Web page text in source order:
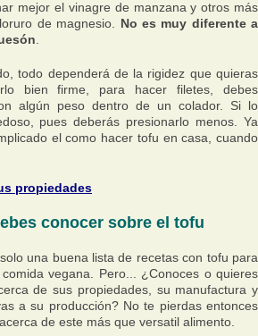
mejor el vinagre de manzana y otros más
de magnesio. No es muy diferente a
todo dependerá de la rigidez que quieras
bien firme, para hacer filetes, debes
algún peso dentro de un colador. Si lo
pues deberás presionarlo menos. Ya
el como hacer tofu en casa, cuando
propiedades
conocer sobre el tofu
una buena lista de recetas con tofu para
vegana. Pero... ¿Conoces o quieres
de sus propiedades, su manufactura y
a su producción? No te pierdas entonces
de este más que versatil alimento.